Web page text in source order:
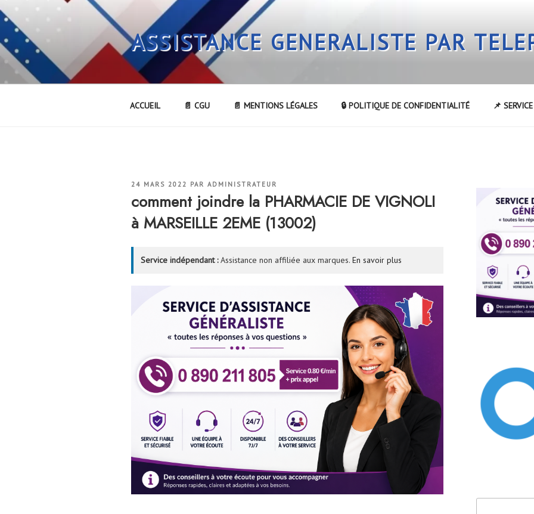
Aller
au
contenu
principal
ASSISTANCE GENERALISTE PAR
ACCUEIL 📄 CGU 📄 MENTIONS LÉGALES 🔒 POLITIQUE DE CONFIDENTIALITÉ 📌
PUBLIÉ
24 MARS 2022 PAR ADMINISTRATEUR
comment joindre la PHARMACIE DE VIGNOLI
à MARSEILLE 2EME (13002)
Service indépendant :Assistance non affiliée aux marques. En savoir plus